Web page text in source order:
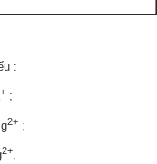
:
+ ;
2+ ;
2+,